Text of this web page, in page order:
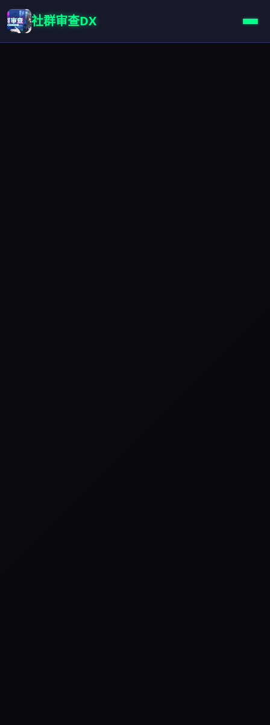
社群审查DX